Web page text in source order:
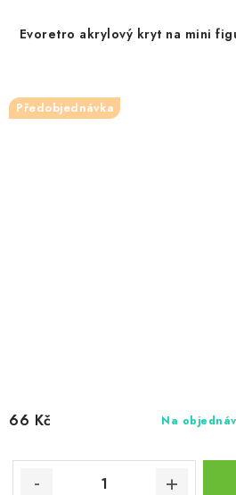
Evoretro akrylový kryt na mini
Předobjednávka
Na
66 Kč